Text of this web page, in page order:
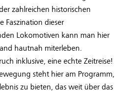
zahlreichen historischen
Faszination dieser
Lokomotiven kann man hier
hautnah miterleben.
inklusive, eine echte Zeitreise!
steht hier am Programm,
zu bieten, das weit über das